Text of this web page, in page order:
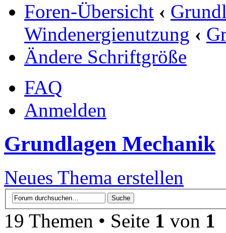
Foren-Übersicht ‹
Windenergienutzung ‹
Ändere Schriftgröße
FAQ
Anmelden
Grundlagen Mechanik
Neues Thema erstellen
19 Themen • Seite 1 von 1